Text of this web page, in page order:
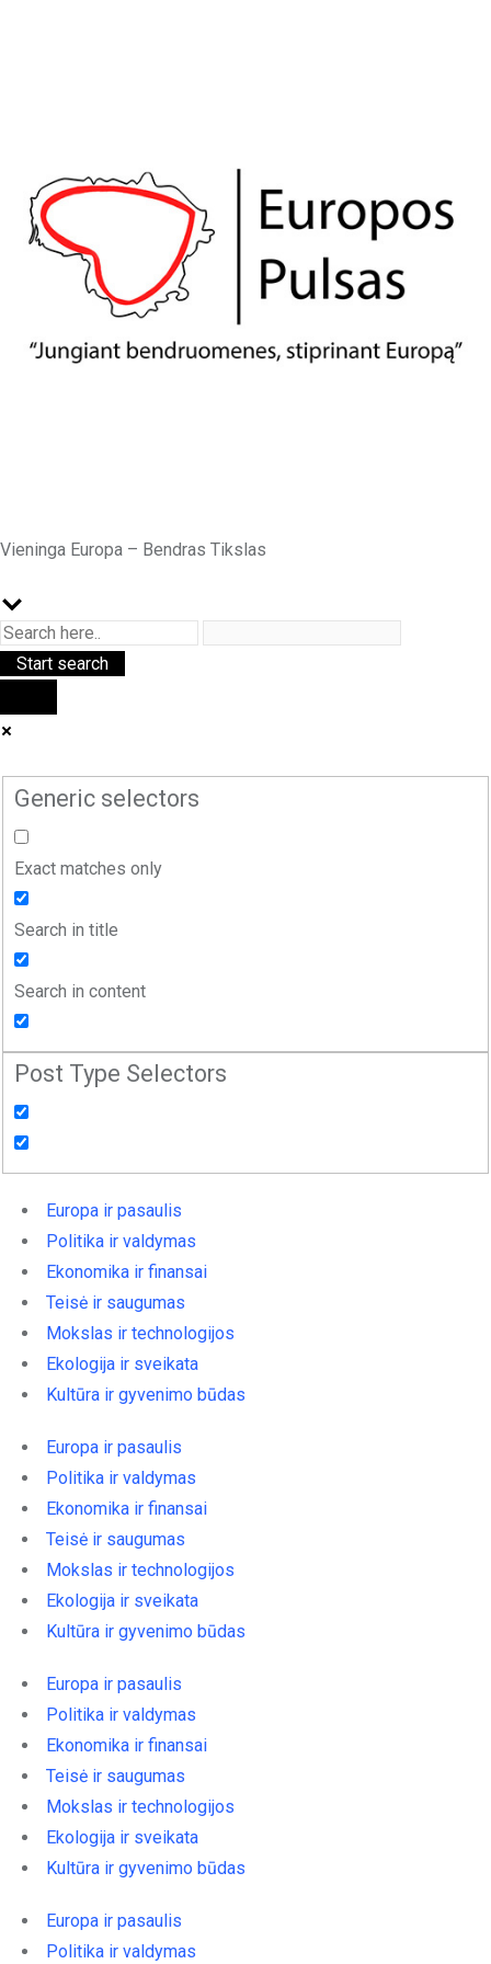
Vieninga Europa – Bendras Tikslas
Generic selectors
Exact matches only
Search in title
Search in content
Post Type Selectors
Europa ir pasaulis
Politika ir valdymas
Ekonomika ir finansai
Teisė ir saugumas
Mokslas ir technologijos
Ekologija ir sveikata
Kultūra ir gyvenimo būdas
Europa ir pasaulis
Politika ir valdymas
Ekonomika ir finansai
Teisė ir saugumas
Mokslas ir technologijos
Ekologija ir sveikata
Kultūra ir gyvenimo būdas
Europa ir pasaulis
Politika ir valdymas
Ekonomika ir finansai
Teisė ir saugumas
Mokslas ir technologijos
Ekologija ir sveikata
Kultūra ir gyvenimo būdas
Europa ir pasaulis
Politika ir valdymas